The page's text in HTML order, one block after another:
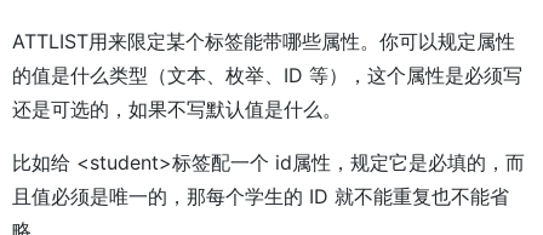
ATTLIST用来限定某个标签能带哪些属性。你可以规定属性
的值是什么类型（文本、枚举、ID 等），这个属性是必须写
还是可选的，如果不写默认值是什么。
比如给 <student>标签配一个 id属性，规定它是必填的，而
且值必须是唯一的，那每个学生的 ID 就不能重复也不能省